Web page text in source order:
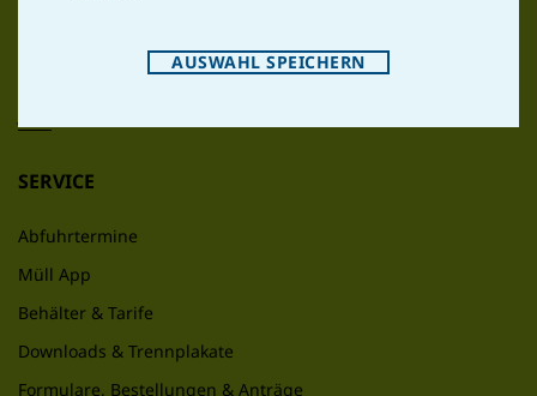
Kontakt & Öffnungszeiten
SERVICE
Abfuhrtermine
Müll App
Behälter & Tarife
Downloads & Trennplakate
Formulare, Bestellungen & Anträge
AUSWAHL SPEICHERN